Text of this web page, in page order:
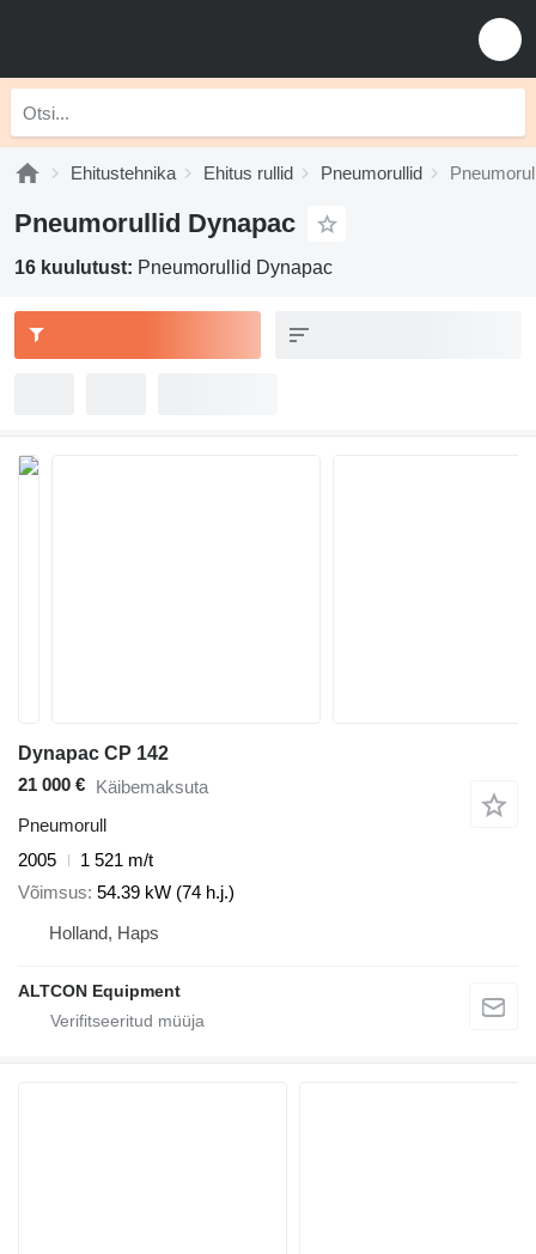
Ehitustehnika Ehitus rullid Pneumorullid
Pneumorullid Dynapac
16 kuulutust: Pneumorullid Dynapac
Dynapac CP 142
21 000 € Käibemaksuta
Pneumorull
2005
1 521 m/t
Võimsus 54.39 kW (74 h.j.)
Holland, Haps
ALTCON Equipment